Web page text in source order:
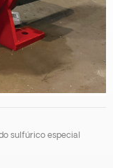
sulfúrico especial